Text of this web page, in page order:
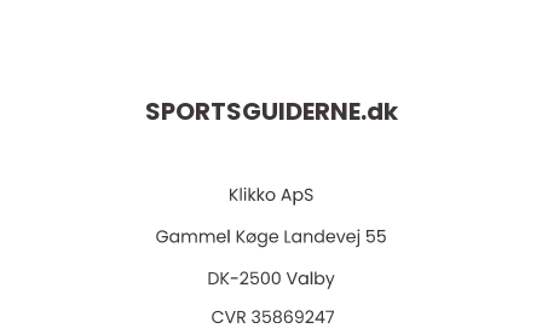
SPORTSGUIDERNE.dk